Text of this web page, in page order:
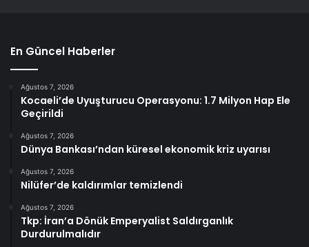
En Güncel Haberler
Ağustos 7, 2026
Kocaeli’de Uyuşturucu Operasyonu: 1.7 Milyon Hap Ele
Geçirildi
Ağustos 7, 2026
Dünya Bankası’ndan küresel ekonomik kriz uyarısı
Ağustos 7, 2026
Nilüfer’de kaldırımlar temizlendi
Ağustos 7, 2026
Tkp: İran’a Dönük Emperyalist Saldırganlık
Durdurulmalıdır